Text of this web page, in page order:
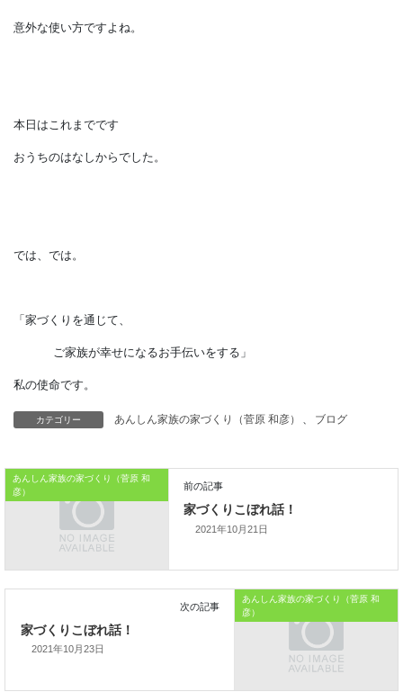
意外な使い方ですよね。
本日はこれまでです
おうちのはなしからでした。
では、では。
カテゴリー あんしん家族の家づくり（菅原 和彦） 、 ブログ
あんしん家族の家づくり（菅原 和
彦）
2021年10月21日
あんしん家族の家づくり（菅原 和
彦）
2021年10月23日